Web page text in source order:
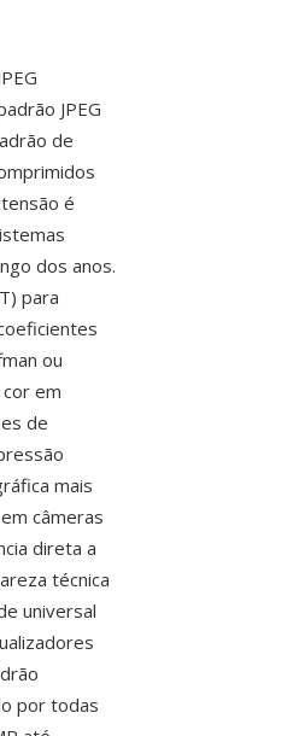
JPEG
de
é
dos anos.
para
ou
em
de
mais
câmeras
direta a
técnica
universal
por todas